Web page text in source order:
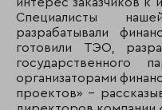
Специалисты
разрабатывали
готовили ТЭО,
государственного
организаторами
проектов» -